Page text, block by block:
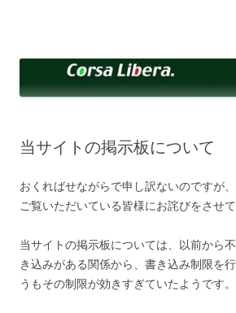
へ
ッ
当サイトの掲示板について
おくればせながらで申し訳ないのですが、
ご覧いただいている皆様にお詫びをさせて
当サイトの掲示板については、以前から
き込みがある関係から、書き込み制限を
うもその制限が効きすぎていたようです。